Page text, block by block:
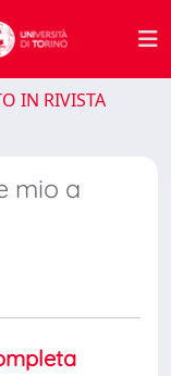
IN RIVISTA
mio a